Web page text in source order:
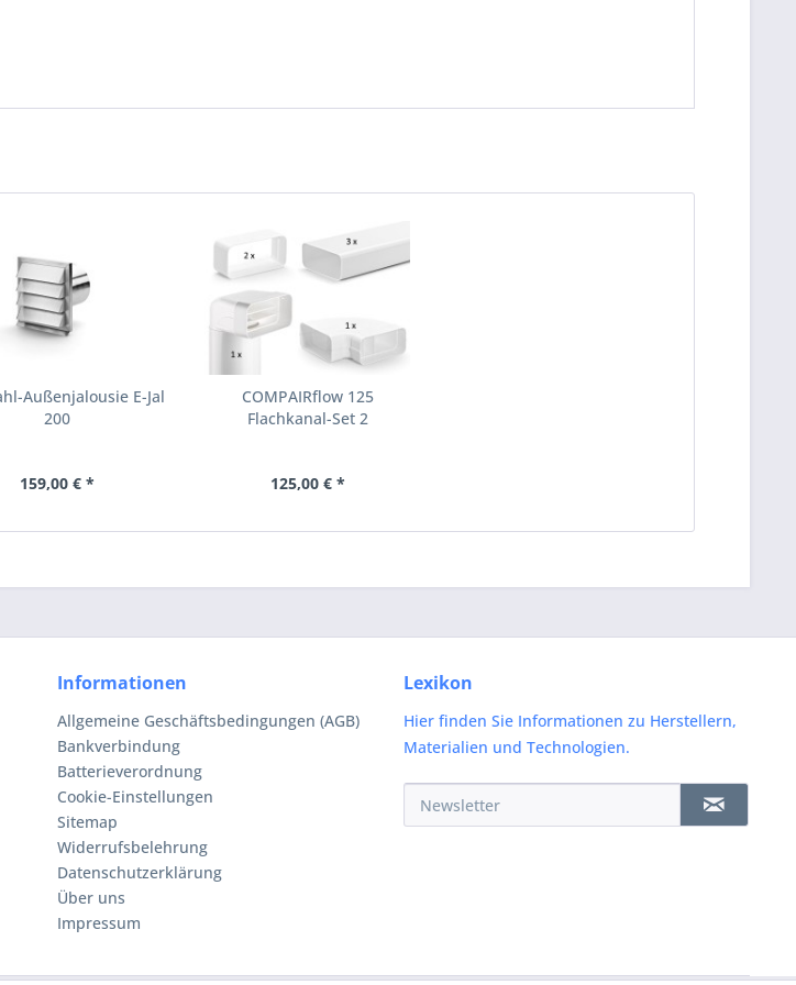
Außenjalousie E-Jal
200
159,00 € *
COMPAIRflow 125
Flachkanal-Set 2
125,00 € *
Informationen
Allgemeine Geschäftsbedingungen (AGB)
Bankverbindung
Batterieverordnung
Cookie-Einstellungen
Sitemap
Widerrufsbelehrung
Datenschutzerklärung
Über uns
Impressum
Lexikon
Hier finden Sie Informationen zu Herstellern,
Materialien und Technologien.